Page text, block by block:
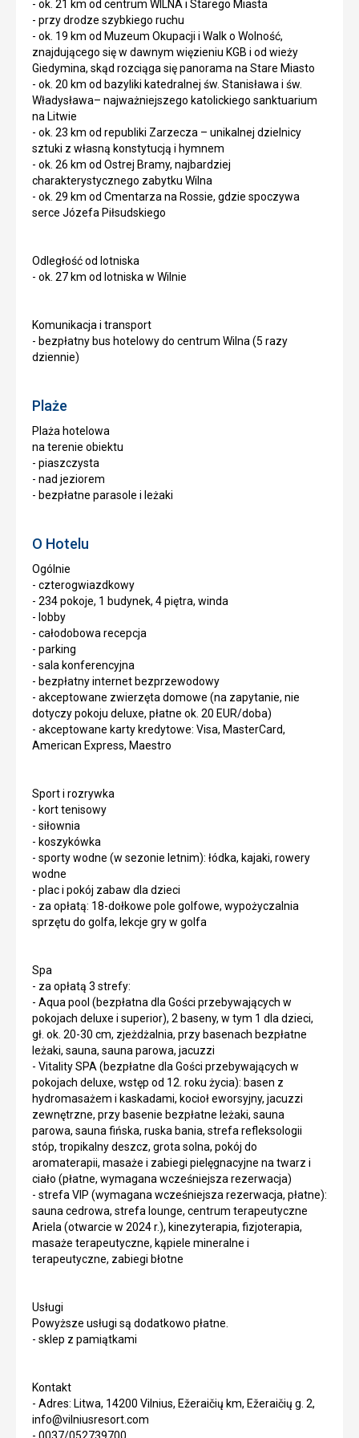
- ok. 21 km od centrum WILNA i Starego Miasta
- przy drodze szybkiego ruchu
- ok. 19 km od Muzeum Okupacji i Walk o Wolność,
znajdującego się w dawnym więzieniu KGB i od wieży
Giedymina, skąd rozciąga się panorama na Stare Miasto
- ok. 20 km od bazyliki katedralnej św. Stanisława i św.
Władysława– najważniejszego katolickiego sanktuarium
na Litwie
- ok. 23 km od republiki Zarzecza – unikalnej dzielnicy
sztuki z własną konstytucją i hymnem
- ok. 26 km od Ostrej Bramy, najbardziej
charakterystycznego zabytku Wilna
- ok. 29 km od Cmentarza na Rossie, gdzie spoczywa
serce Józefa Piłsudskiego
Odległość od lotniska
- ok. 27 km od lotniska w Wilnie
Komunikacja i transport
- bezpłatny bus hotelowy do centrum Wilna (5 razy
dziennie)
Plaże
Plaża hotelowa
na terenie obiektu
- piaszczysta
- nad jeziorem
- bezpłatne parasole i leżaki
O Hotelu
Ogólnie
- czterogwiazdkowy
- 234 pokoje, 1 budynek, 4 piętra, winda
- lobby
- całodobowa recepcja
- parking
- sala konferencyjna
- bezpłatny internet bezprzewodowy
- akceptowane zwierzęta domowe (na zapytanie, nie
dotyczy pokoju deluxe, płatne ok. 20 EUR/doba)
- akceptowane karty kredytowe: Visa, MasterCard,
American Express, Maestro
Sport i rozrywka
- kort tenisowy
- siłownia
- koszykówka
- sporty wodne (w sezonie letnim): łódka, kajaki, rowery
wodne
- plac i pokój zabaw dla dzieci
- za opłatą: 18-dołkowe pole golfowe, wypożyczalnia
sprzętu do golfa, lekcje gry w golfa
Spa
- za opłatą 3 strefy:
- Aqua pool (bezpłatna dla Gości przebywających w
pokojach deluxe i superior), 2 baseny, w tym 1 dla dzieci,
gł. ok. 20-30 cm, zjeżdżalnia, przy basenach bezpłatne
leżaki, sauna, sauna parowa, jacuzzi
- Vitality SPA (bezpłatne dla Gości przebywających w
pokojach deluxe, wstęp od 12. roku życia): basen z
hydromasażem i kaskadami, kocioł eworsyjny, jacuzzi
zewnętrzne, przy basenie bezpłatne leżaki, sauna
parowa, sauna fińska, ruska bania, strefa refleksologii
stóp, tropikalny deszcz, grota solna, pokój do
aromaterapii, masaże i zabiegi pielęgnacyjne na twarz i
ciało (płatne, wymagana wcześniejsza rezerwacja)
- strefa VIP (wymagana wcześniejsza rezerwacja, płatne):
sauna cedrowa, strefa lounge, centrum terapeutyczne
Ariela (otwarcie w 2024 r.), kinezyterapia, fizjoterapia,
masaże terapeutyczne, kąpiele mineralne i
terapeutyczne, zabiegi błotne
Usługi
Powyższe usługi są dodatkowo płatne.
- sklep z pamiątkami
Kontakt
- Adres: Litwa, 14200 Vilnius, Ežeraičių km, Ežeraičių g. 2,
info@vilniusresort.com